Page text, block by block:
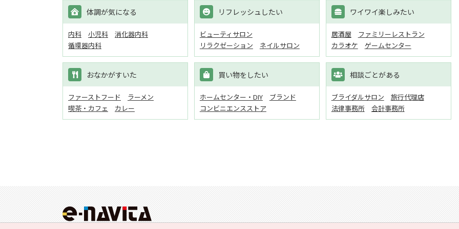
体調が気になる
内科 小児科
消化器内科
循環器内科
リフレッシュしたい
ビューティサロン
リラクゼーション
ネイルサロン
ワイワイ楽しみたい
居酒屋
ファミリーレストラン
カラオケ
ゲームセンター
おなかがすいた
ファーストフード
ラーメン
喫茶・カフェ
カレー
買い物をしたい
ホームセンター・DIY
ブランド
コンビニエンスストア
相談ごとがある
ブライダルサロン
旅行代理店
法律事務所
会計事務所